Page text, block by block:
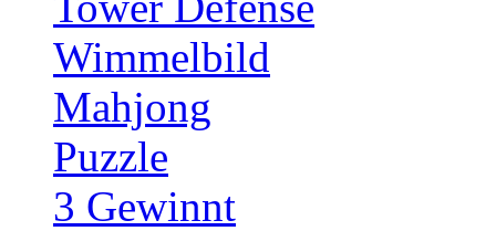
Wimmelbild
Mahjong
Puzzle
3 Gewinnt